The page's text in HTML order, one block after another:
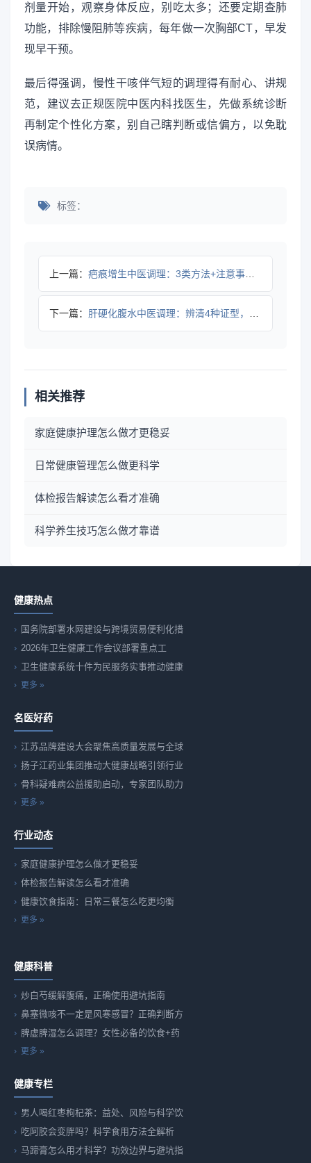
剂量开始，观察身体反应，别吃太多；还要定期查肺
功能，排除慢阻肺等疾病，每年做一次胸部CT，早发
现早干预。
最后得强调，慢性干咳伴气短的调理得有耐心、讲规
范，建议去正规医院中医内科找医生，先做系统诊断
再制定个性化方案，别自己瞎判断或信偏方，以免耽
误病情。
标签：
上一篇： 疤痕增生中医调理：3类方法+注意事项帮你改善外观与不适
下一篇： 肝硬化腹水中医调理：辨清4种证型，科学应对水肿腹胀
相关推荐
家庭健康护理怎么做才更稳妥
日常健康管理怎么做更科学
体检报告解读怎么看才准确
科学养生技巧怎么做才靠谱
健康热点
国务院部署水网建设与跨境贸易便利化措
2026年卫生健康工作会议部署重点工
卫生健康系统十件为民服务实事推动健康
更多 »
名医好药
江苏品牌建设大会聚焦高质量发展与全球
扬子江药业集团推动大健康战略引领行业
骨科疑难病公益援助启动，专家团队助力
更多 »
行业动态
家庭健康护理怎么做才更稳妥
体检报告解读怎么看才准确
健康饮食指南：日常三餐怎么吃更均衡
更多 »
健康科普
炒白芍缓解腹痛，正确使用避坑指南
鼻塞微咳不一定是风寒感冒？正确判断方
脾虚脾湿怎么调理？女性必备的饮食+药
更多 »
健康专栏
男人喝红枣枸杞茶：益处、风险与科学饮
吃阿胶会变胖吗？科学食用方法全解析
马蹄膏怎么用才科学？功效边界与避坑指